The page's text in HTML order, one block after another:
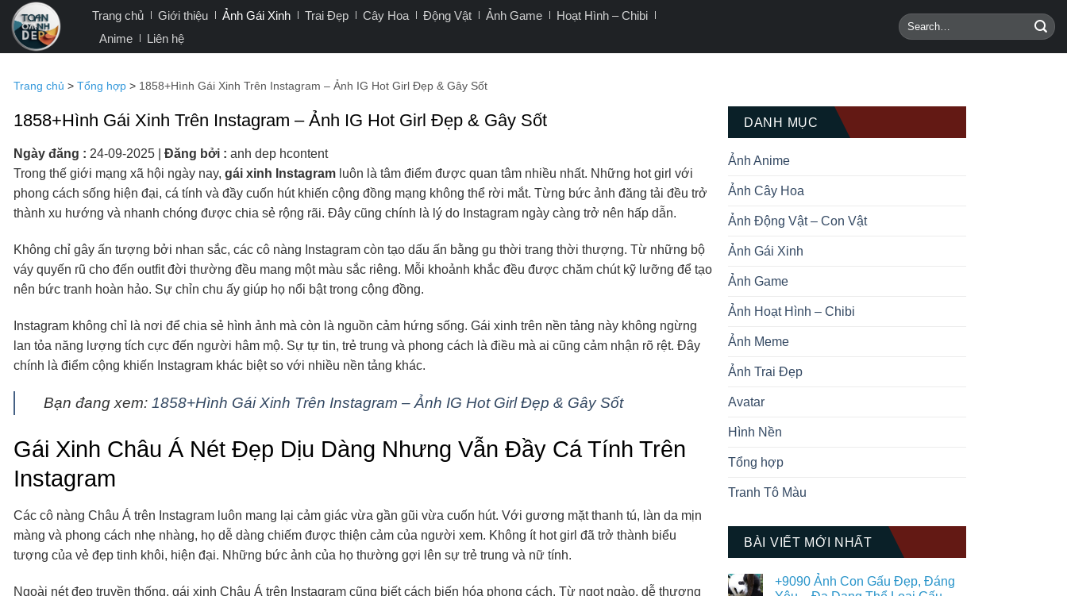
qua
Trang chủ Giới thiệu Ảnh Gái Xinh Trai Đẹp Cây Hoa Động Vật Ảnh Game
Hoạt Hình – Chibi
Anime
Liên hệ
Trang chủ > Tổng hợp > 1858+Hình Gái Xinh Trên Instagram – Ảnh IG Hot Girl Đẹp & Gây Sốt
1858+Hình Gái Xinh Trên Instagram – Ảnh IG Hot Girl Đẹp & Gây Sốt
Ngày đăng : 24-09-2025 Đăng bởi : anh dep hcontent
Trong thế giới mạng xã hội ngày nay, gái xinh Instagram luôn là tâm điểm được quan tâm nhiều nhất. Những hot girl với
phong cách sống hiện đại, cá tính và đầy cuốn hút khiến cộng đồng mạng không thể rời mắt. Từng bức ảnh đăng tải đều trở
thành xu hướng và nhanh chóng được chia sẻ rộng rãi. Đây cũng chính là lý do Instagram ngày càng trở nên hấp dẫn.
Không chỉ gây ấn tượng bởi nhan sắc, các cô nàng Instagram còn tạo dấu ấn bằng gu thời trang thời thượng. Từ những bộ
váy quyến rũ cho đến outfit đời thường đều mang một màu sắc riêng. Mỗi khoảnh khắc đều được chăm chút kỹ lưỡng để tạo
nên bức tranh hoàn hảo. Sự chỉn chu ấy giúp họ nổi bật trong cộng đồng.
Instagram không chỉ là nơi để chia sẻ hình ảnh mà còn là nguồn cảm hứng sống. Gái xinh trên nền tảng này không ngừng
lan tỏa năng lượng tích cực đến người hâm mộ. Sự tự tin, trẻ trung và phong cách là điều mà ai cũng cảm nhận rõ rệt. Đây
chính là điểm cộng khiến Instagram khác biệt so với nhiều nền tảng khác.
Bạn đang xem: 1858+Hình Gái Xinh Trên Instagram – Ảnh IG Hot Girl Đẹp & Gây Sốt
Gái Xinh Châu Á Nét Đẹp Dịu Dàng Nhưng Vẫn Đầy Cá Tính Trên
Instagram
Các cô nàng Châu Á trên Instagram luôn mang lại cảm giác vừa gần gũi vừa cuốn hút. Với gương mặt thanh tú, làn da mịn
màng và phong cách nhẹ nhàng, họ dễ dàng chiếm được thiện cảm của người xem. Không ít hot girl đã trở thành biểu
tượng của vẻ đẹp tinh khôi, hiện đại. Những bức ảnh của họ thường gợi lên sự trẻ trung và nữ tính.
Ngoài nét đẹp truyền thống, gái xinh Châu Á trên Instagram cũng biết cách biến hóa phong cách. Từ ngọt ngào, dễ thương
DANH MỤC
Ảnh Anime
Ảnh Cây Hoa
Ảnh Động Vật – Con Vật
Ảnh Gái Xinh
Ảnh Game
Ảnh Hoạt Hình – Chibi
Ảnh Meme
Ảnh Trai Đẹp
Avatar
Hình Nền
Tổng hợp
Tranh Tô Màu
BÀI VIẾT MỚI NHẤT
+9090 Ảnh Con Gấu Đẹp, Đáng